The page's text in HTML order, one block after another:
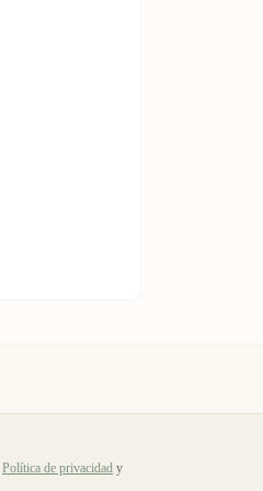
Política de privacidad y